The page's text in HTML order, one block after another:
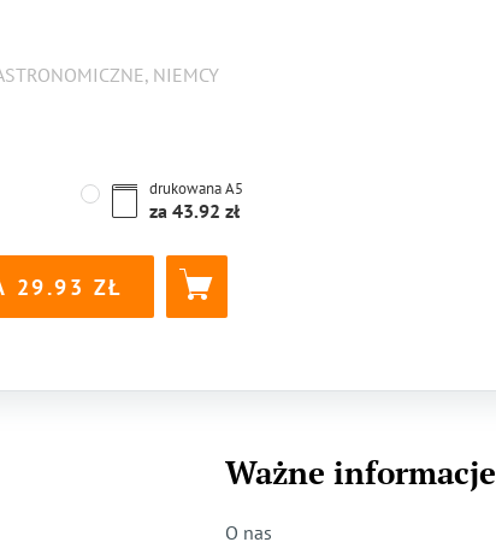
NIEMCY
drukowanaA5
za 43.92
29.93
Ważne informacje
O nas